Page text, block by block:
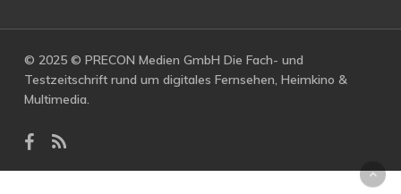
© 2025 © PRECON Medien GmbH Die Fach- und
Testzeitschrift rund um digitales Fernsehen, Heimkino &
Multimedia.
facebook
RSS